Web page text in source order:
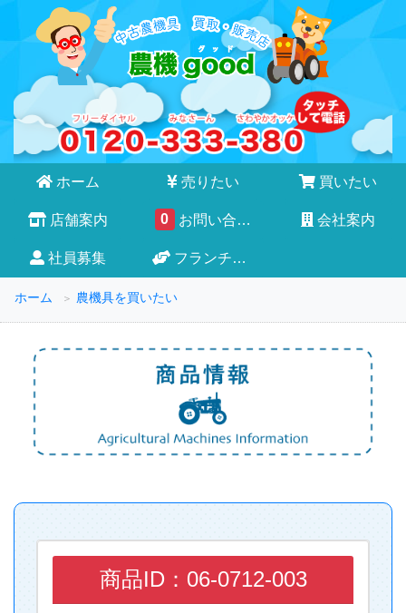
ホーム 売りたい 買いたい
店舗案内 0 お問い合わせ 会社案内
社員募集 フランチャイズ
ホーム 農機具を買いたい
商品ID：06-0712-003